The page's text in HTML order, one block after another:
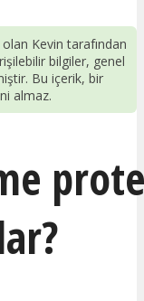
olan Kevin tarafından
bilgiler, genel
Bu içerik, bir
almaz.